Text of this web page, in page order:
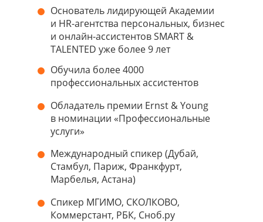
Основатель лидирующей Академии
и HR-агентства персональных, бизнес
и онлайн-ассистентов SMART &
TALENTED уже более 9 лет
Обучила более 4000
профессиональных ассистентов
Обладатель премии Ernst & Young
в номинации «Профессиональные
услуги»
Международный спикер (Дубай,
Стамбул, Париж, Франкфурт,
Марбелья, Астана)
Спикер МГИМО, СКОЛКОВО,
Коммерстант, РБК, Сноб.ру